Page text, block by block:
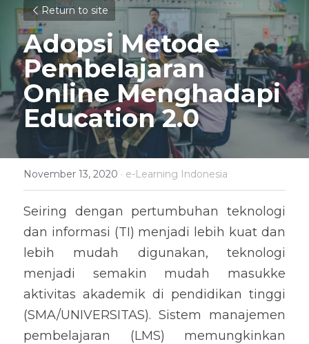
Return to site
Adopsi Metode
Pembelajaran
Online Menghadapi
Education 2.0
November 13, 2020 · e-Learning Indonesia
Seiring dengan pertumbuhan teknologi
dan informasi (TI) menjadi lebih kuat dan
lebih mudah digunakan, teknologi
menjadi semakin mudah masukke
aktivitas akademik di pendidikan tinggi
(SMA/UNIVERSITAS). Sistem manajemen
pembelajaran (LMS) memungkinkan